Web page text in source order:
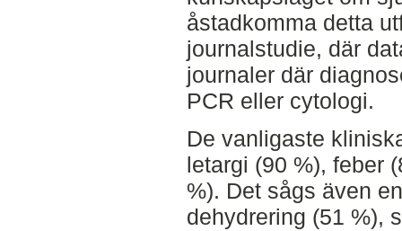
åstadkomma detta
journalstudie, där
journaler där
PCR eller cytologi.
De vanligaste
letargi (90 %), feber
%). Det sågs även
dehydrering (51 %),